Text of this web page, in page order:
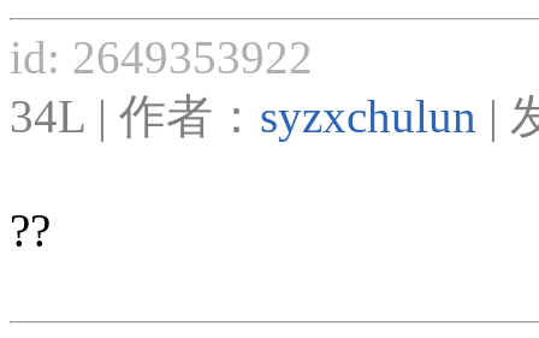
id: 2649353922
34L | 作者： syzxchulun |
??